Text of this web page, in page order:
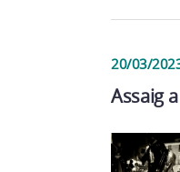
20/03/
Assaig